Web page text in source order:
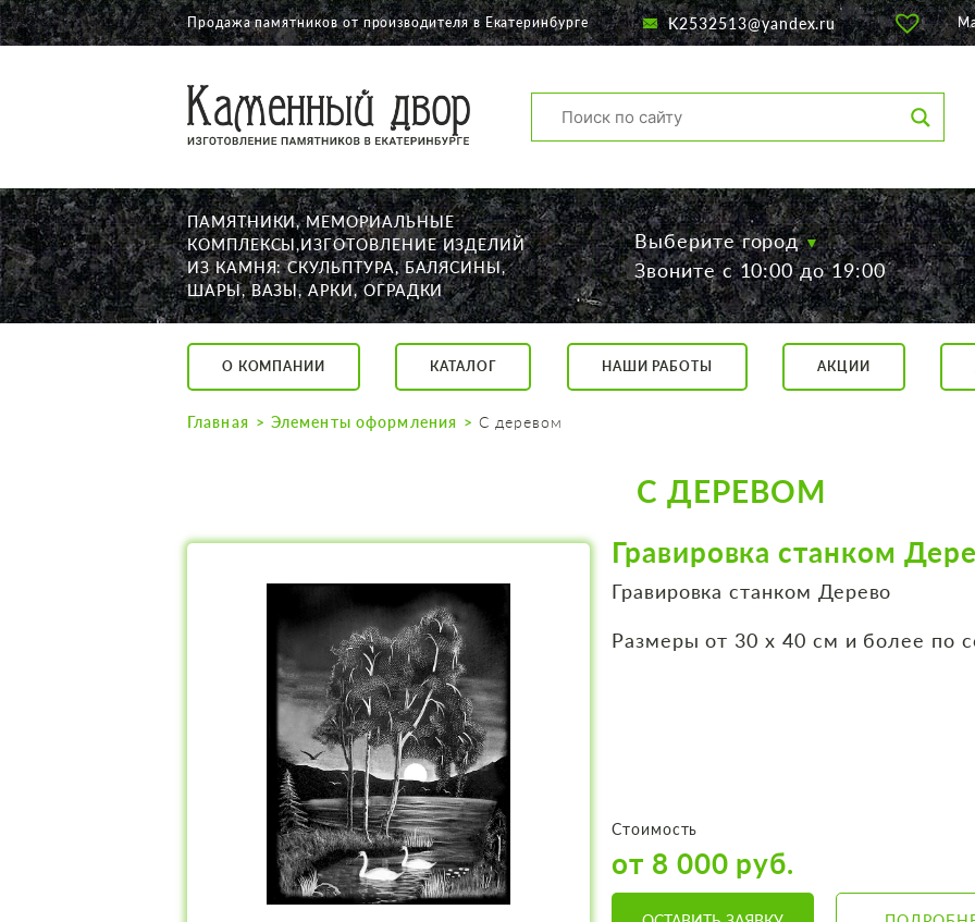
О КОМПАНИИ
КАТАЛОГ
НАШИ РАБОТЫ
АКЦИИ
ДОСТАВКА
КОНТАКТЫ
K2532513@yandex.ru
Екатеринбург, Щорса, 56
Суббота с 11:00 до 17:00
Продажа памятников от производителя в Екатеринбурге K2532513@yandex.ru
ПАМЯТНИКИ, МЕМОРИАЛЬНЫЕ
КОМПЛЕКСЫ,ИЗГОТОВЛЕНИЕ ИЗДЕЛИЙ
ИЗ КАМНЯ: СКУЛЬПТУРА, БАЛЯСИНЫ,
ШАРЫ, ВАЗЫ, АРКИ, ОГРАДКИ
Выберите город
Звоните с 10:00 до 19:00
О КОМПАНИИ КАТАЛОГ НАШИ РАБОТЫ АКЦИИ
Главная Элементы оформления С деревом
С ДЕРЕВОМ
Гравировка станком
Гравировка станком Дерево
Размеры от 30 х 40 см и более по
Стоимость
от 8 000 руб.